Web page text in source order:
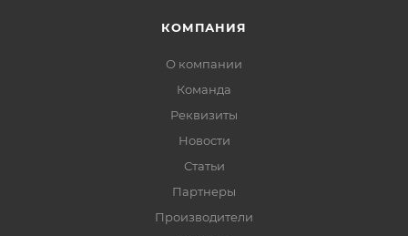
КОМПАНИЯ
О компании
Команда
Реквизиты
Новости
Статьи
Партнеры
Производители